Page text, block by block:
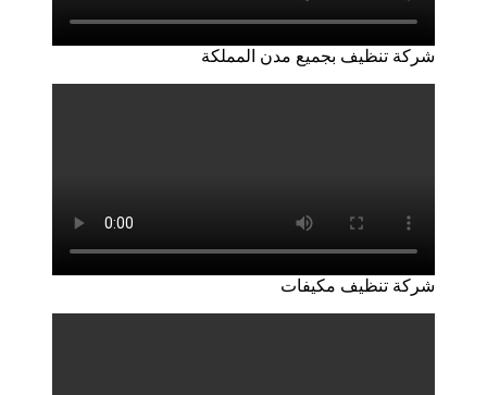
شركة تنظيف بجميع مدن المملكة
شركة تنظيف مكيفات